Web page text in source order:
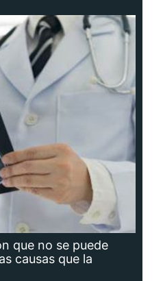
que no se puede
causas que la